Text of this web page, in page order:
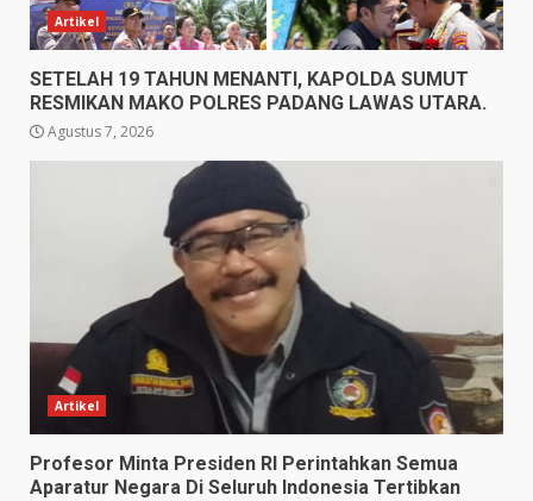
Artikel
SETELAH 19 TAHUN MENANTI, KAPOLDA SUMUT
RESMIKAN MAKO POLRES PADANG LAWAS UTARA.
Agustus 7, 2026
Artikel
Profesor Minta Presiden RI Perintahkan Semua
Aparatur Negara Di Seluruh Indonesia Tertibkan